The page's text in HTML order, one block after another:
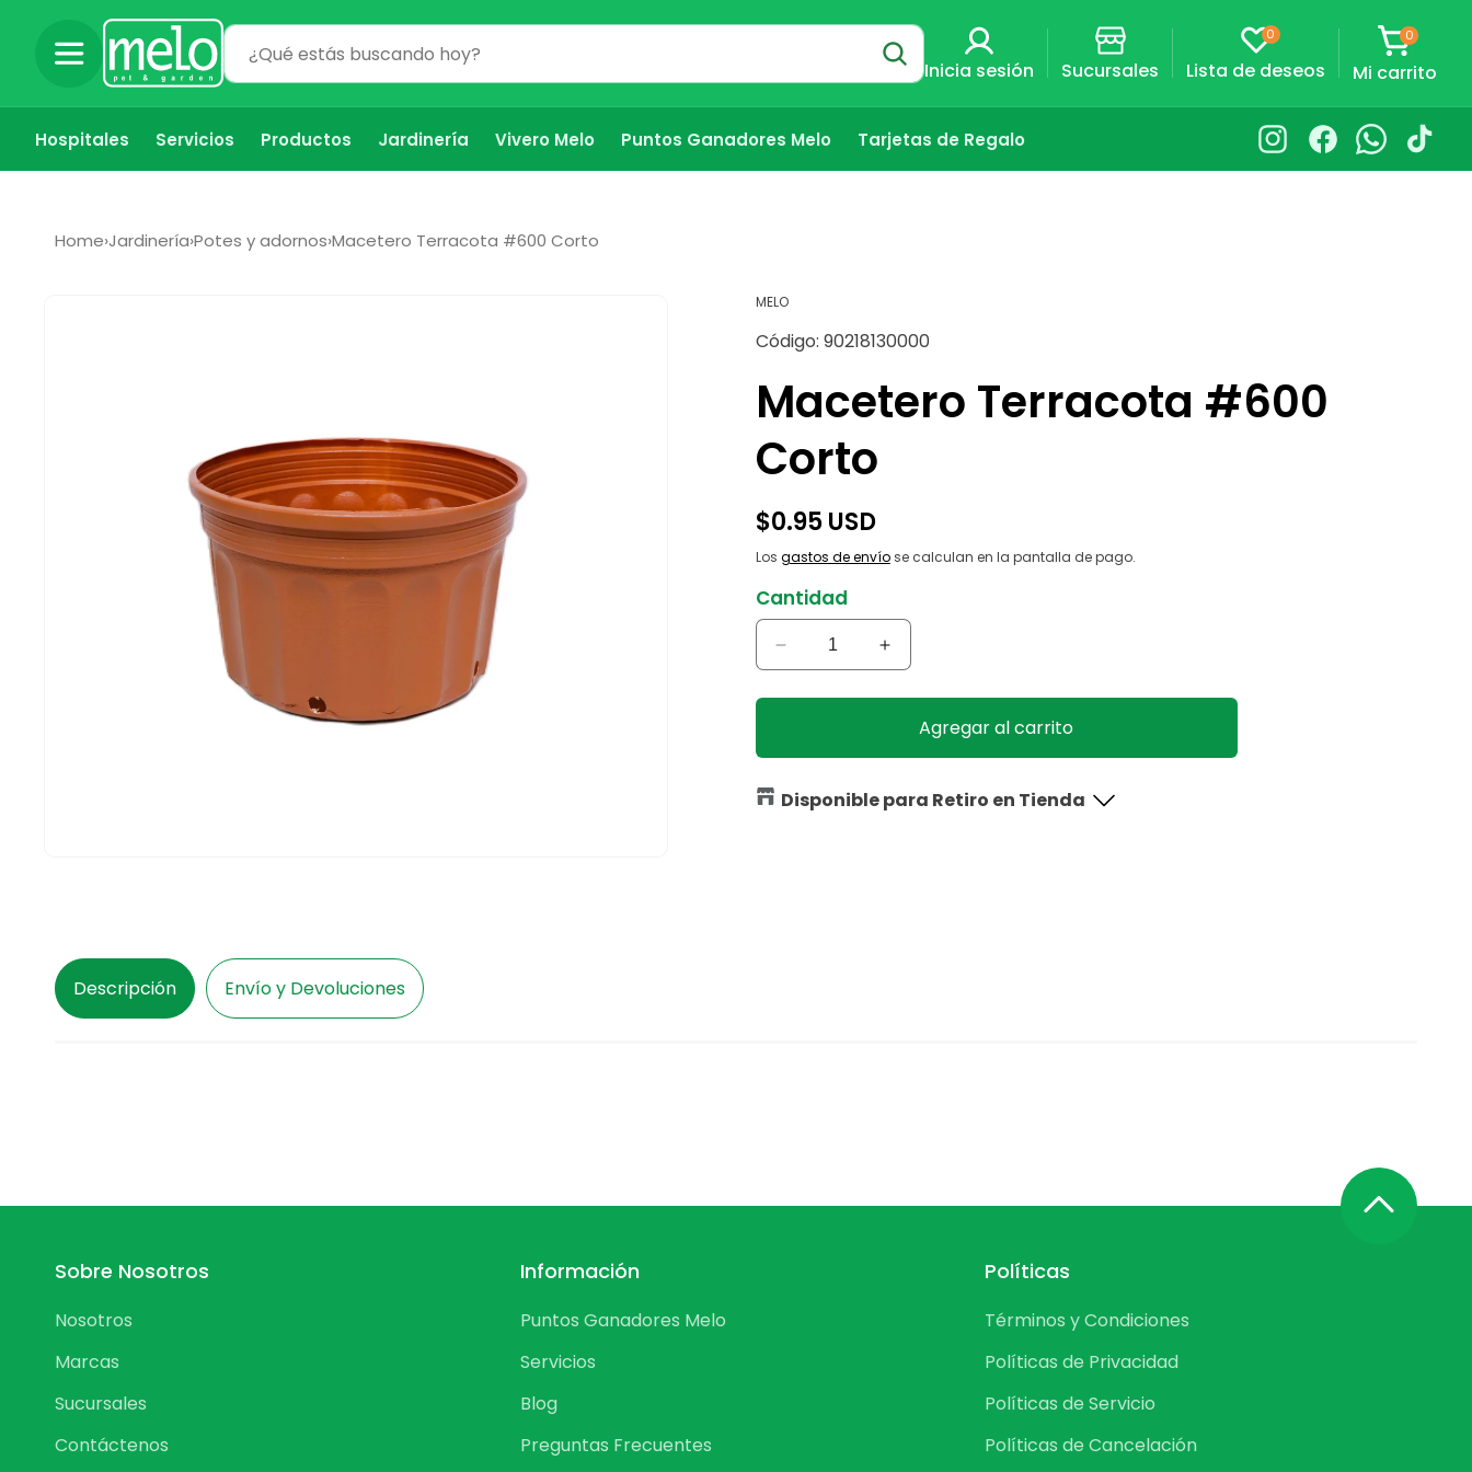
directamente
al contenido
Inicia sesión
Sucursales
0
Lista de deseos
Carrito
0
0
artículos
Mi carrito
Hospitales Servicios Productos Jardinería Vivero Melo Puntos Ganadores Melo Tarjetas de Regalo InstagramFacebookWhatsapp
TikTok
Home›Jardinería›Potes y adornos›Macetero Terracota #600 Corto
MELO
Código: SKU:
90218130000
Macetero Terracota #600
Corto
Precio
$0.95 USD
Los gastos de envíose calculan en la pantalla de pago.
Cantidad
Reducir
cantidad
para
Corto
Aumentar
cantidad
para
Macetero
Corto
Agregar al carrito
Disponible para Retiro en Tienda
Descripción Envío y Devoluciones
Sobre Nosotros
Nosotros
Marcas
Sucursales
Contáctenos
Información
Puntos Ganadores Melo
Servicios
Blog
Preguntas Frecuentes
Políticas
Términos y Condiciones
Políticas de Privacidad
Políticas de Servicio
Políticas de Cancelación